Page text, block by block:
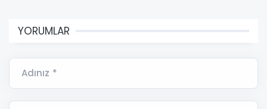
YORUMLAR
Adınız *